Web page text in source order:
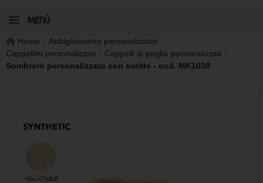
MENÙ
Home
Abbigliamento personalizzato
Cappellini personalizzati
Cappelli di paglia personalizzati
Sombrero personalizzato con scritte - cod. MK1038